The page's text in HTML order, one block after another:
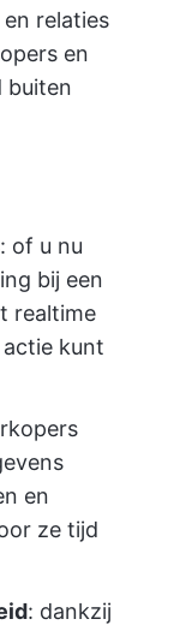
relaties
en
buiten
: of u nu
bij een
realtime
kunt
en
ze tijd
: dankzij